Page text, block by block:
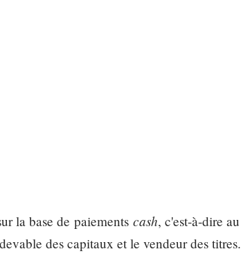
la base de paiements cash, c'est-à-dire au
des capitaux et le vendeur des titres.